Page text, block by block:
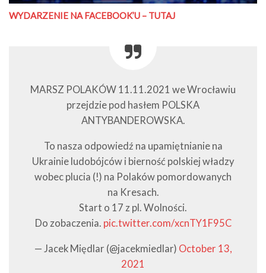
WYDARZENIE NA FACEBOOK’U – TUTAJ
MARSZ POLAKÓW 11.11.2021 we Wrocławiu
przejdzie pod hasłem POLSKA
ANTYBANDEROWSKA.
To nasza odpowiedź na upamiętnianie na
Ukrainie ludobójców i bierność polskiej władzy
wobec plucia (!) na Polaków pomordowanych
na Kresach.
Start o 17 z pl. Wolności.
Do zobaczenia. pic.twitter.com/xcnTY1F95C
— Jacek Międlar (@jacekmiedlar) October 13,
2021